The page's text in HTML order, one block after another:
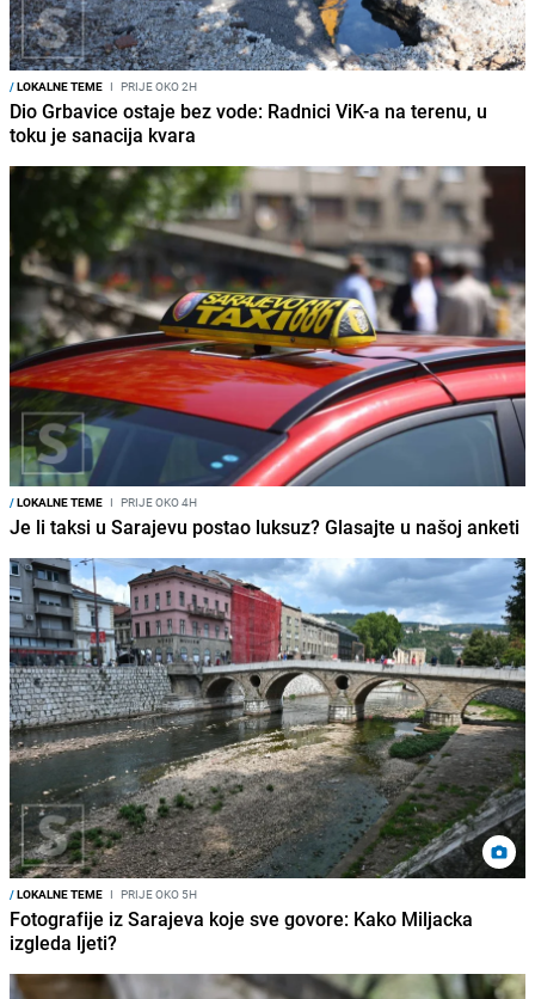
/LOKALNE TEME I PRIJE OKO 2H
Dio Grbavice ostaje bez vode: Radnici ViK-a na terenu, u
toku je sanacija kvara
/LOKALNE TEME I PRIJE OKO 4H
Je li taksi u Sarajevu postao luksuz? Glasajte u našoj anketi
/LOKALNE TEME I PRIJE OKO 5H
Fotografije iz Sarajeva koje sve govore: Kako Miljacka
izgleda ljeti?